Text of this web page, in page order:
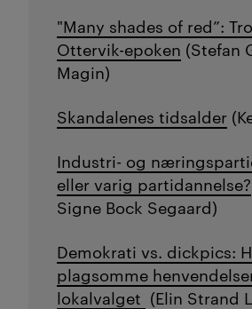
"Many shades of red”:
Ottervik-epoken (Stefan
Magin)
Skandalenes tidsalder
Industri- og
eller varig partidannelse?
Signe Bock Segaard)
Demokrati vs. dickpics:
plagsomme
lokalvalget (Elin Strand